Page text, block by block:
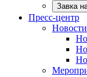
Завка
Пресс-центр
Новости